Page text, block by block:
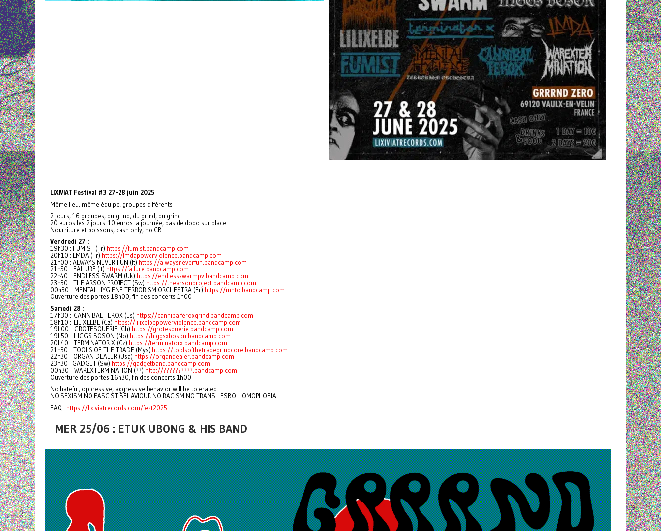
LIXIVIAT Festival #3 27-28 juin 2025
Même lieu, même équipe, groupes différents
2 jours, 16 groupes, du grind, du grind, du grind
20 euros les 2 jours 10 euros la journée, pas de dodo sur place
Nourriture et boissons, cash only, no CB
Vendredi 27 :
19h30 : FUMIST (Fr) https://fumist.bandcamp.com
20h10 : LMDA (Fr) https://lmdapowerviolence.bandcamp.com
21h00 : ALWAYS NEVER FUN (It) https://alwaysneverfun.bandcamp.com
21h50 : FAILURE (It) https://failure.bandcamp.com
22h40 : ENDLESS SWARM (Uk) https://endlessswarmpv.bandcamp.com
23h30 : THE ARSON PROJECT (Sw) https://thearsonproject.bandcamp.com
00h30 : MENTAL HYGIENE TERRORISM ORCHESTRA (Fr) https://mhto.bandcamp.com
Ouverture des portes 18h00, fin des concerts 1h00
Samedi 28 :
17h30 : CANNIBAL FEROX (Es) https://cannibalferoxgrind.bandcamp.com
18h10 : LILIXELBE (Cz) https://lilixelbepowerviolence.bandcamp.com
19h00 : GROTESQUERIE (Ch) https://grotesquerie.bandcamp.com
19h50 : HIGGS BOSON (No) https://higgsxboson.bandcamp.com
20h40 : TERMINATOR X (Cz) https://terminatorx.bandcamp.com
21h30 : TOOLS OF THE TRADE (Mys) https://toolsofthetradegrindcore.bandcamp.com
22h30 : ORGAN DEALER (Usa) https://organdealer.bandcamp.com
23h30 : GADGET (Sw) https://gadgetband.bandcamp.com
00h30 : WAREXTERMINATION (??) http://??????????.bandcamp.com
Ouverture des portes 16h30, fin des concerts 1h00
No hateful, oppressive, aggressive behavior will be tolerated
NO SEXISM NO FASCIST BEHAVIOUR NO RACISM NO TRANS-LESBO-HOMOPHOBIA
FAQ : https://lixiviatrecords.com/fest2025
MER 25/06 : ETUK UBONG & HIS BAND